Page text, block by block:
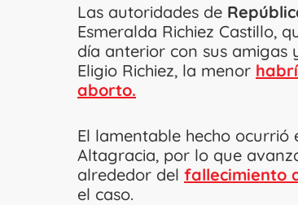
Las autoridades de
Esmeralda Richiez Castillo,
día anterior con sus amigas
Eligio Richiez, la menor
aborto.
El lamentable hecho ocurrió
Altagracia, por lo que
alrededor del fallecimiento
el caso.